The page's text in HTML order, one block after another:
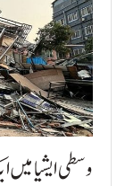
وسطی ایشیا میں